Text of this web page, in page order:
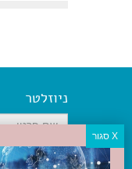
ניוזלטר